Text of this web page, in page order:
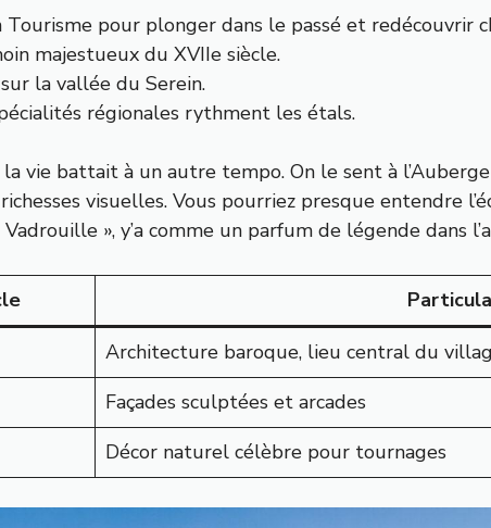
Tourisme pour plonger dans le passé et redécouvrir
majestueux du XVIIe siècle.
la vallée du Serein.
régionales rythment les étals.
vie battait à un autre tempo. On le sent à
visuelles. Vous pourriez presque entendre
», y’a comme un parfum de légende dans
Architecture baroque, lieu central du
Façades sculptées et arcades
Décor naturel célèbre pour tournages